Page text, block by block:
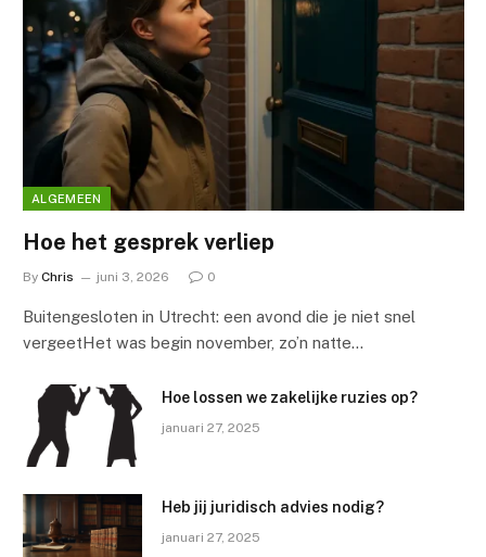
ALGEMEEN
Hoe het gesprek verliep
By Chris juni 3, 2026 0
Buitengesloten in Utrecht: een avond die je niet snel
vergeetHet was begin november, zo’n natte…
Hoe lossen we zakelijke ruzies op?
januari 27, 2025
Heb jij juridisch advies nodig?
januari 27, 2025